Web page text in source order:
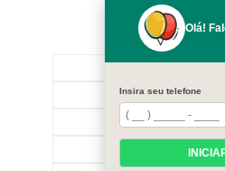
MENU
EMPRESA
CONTATE-
Olá!
Insira seu telefone